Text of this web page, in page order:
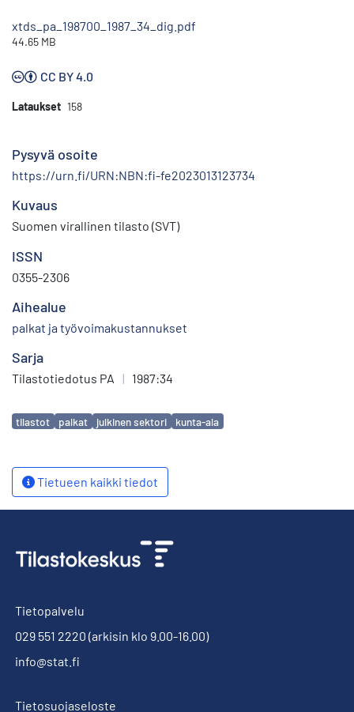
xtds_pa_198700_1987_34_dig.pdf
44.65 MB
CC BY 4.0
Lataukset 158
Pysyvä osoite
https://urn.fi/URN:NBN:fi-fe2023013123734
Kuvaus
Suomen virallinen tilasto (SVT)
ISSN
0355-2306
Aihealue
palkat ja työvoimakustannukset
Sarja
Tilastotiedotus PA | 1987:34
Avainsanat
tilastot palkat julkinen sektori kunta-ala
Tietueen kaikki tiedot
Tietopalvelu
029 551 2220 (arkisin klo 9.00-16.00)
info@stat.fi
Tietosuojaseloste